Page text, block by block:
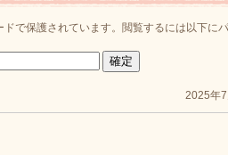
で保護されています。閲覧するには以下に
2025年7